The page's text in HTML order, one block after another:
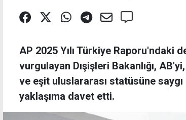
AP 2025 Yılı Türkiye Raporu'ndaki
vurgulayan Dışişleri Bakanlığı,
ve eşit uluslararası statüsüne
yaklaşıma davet etti.